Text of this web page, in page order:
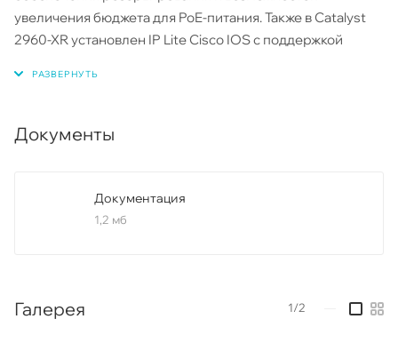
увеличения бюджета для PoE-питания. Также в Catalyst
2960-XR установлен IP Lite Cisco IOS c поддержкой
Документы
Документация
1,2 мб
Галерея 1/2